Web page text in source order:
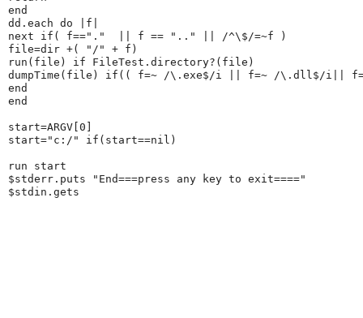
end
dd.each do f
next
if ( f==" . "
  || f ==
" .. " /^\$ /=~f )
file=dir +(
" / "
+ f)
run(file) if FileTest .directory?(file)
dumpTime(file) if (( f=~ /\.exe$ /i || f=~ /\.dll$ /i
||
end
end
start=ARGV 0
start=" c:/ " if (start==nil )
run start
$stderr .puts " End===press any key to exit===="
$stdin .gets